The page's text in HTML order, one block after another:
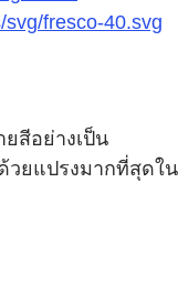
fresco-40.svg
สีอย่างเป็น
วยแปรงมากที่สุดใน